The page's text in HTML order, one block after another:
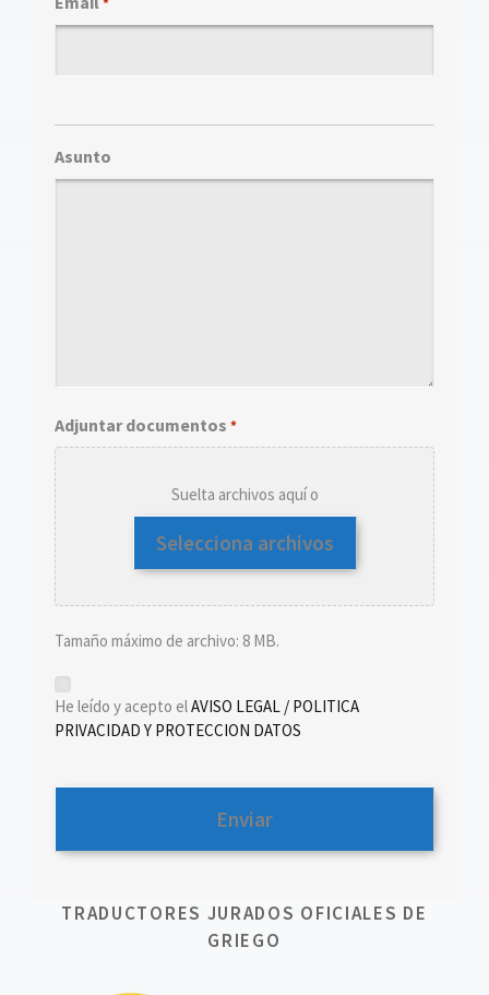
Asunto
Adjuntar documentos *
Suelta archivos aquí o
Selecciona archivos
Tamaño máximo de archivo: 8 MB.
He leído y acepto elAVISO LEGAL / POLITICA
PRIVACIDAD Y PROTECCION DATOS
TRADUCTORES JURADOS OFICIALES DE
GRIEGO